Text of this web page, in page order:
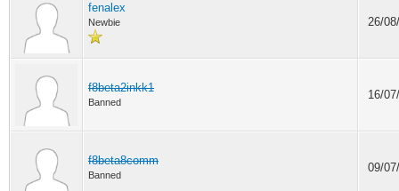
fenalex
Newbie 26/
f8beta2inkk1
Banned
16/
f8beta8comm
Banned
09/